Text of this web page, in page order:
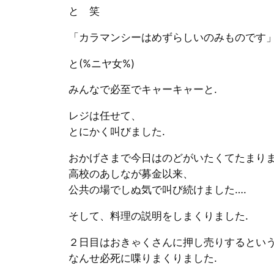
と 笑
「カラマンシーはめずらしいのみものです」
と(%ニヤ女%)
みんなで必至でキャーキャーと.
レジは任せて、
とにかく叫びました.
おかげさまで今日はのどがいたくてたまり
高校のあしなが募金以来、
公共の場でしぬ気で叫び続けました….
そして、料理の説明をしまくりました.
２日目はおきゃくさんに押し売りするとい
なんせ必死に喋りまくりました.